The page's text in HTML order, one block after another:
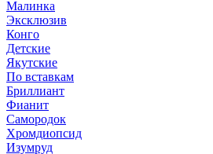
Малинка
Эксклюзив
Конго
Детские
Якутские
По вставкам
Бриллиант
Фианит
Самородок
Хромдиопсид
Изумруд